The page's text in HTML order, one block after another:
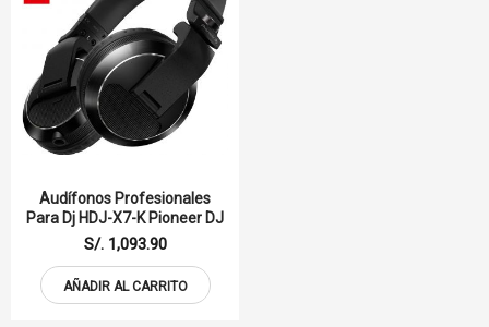
Audífonos Profesionales
Para Dj HDJ-X7-K Pioneer DJ
S/. 1,093.90
AÑADIR AL CARRITO